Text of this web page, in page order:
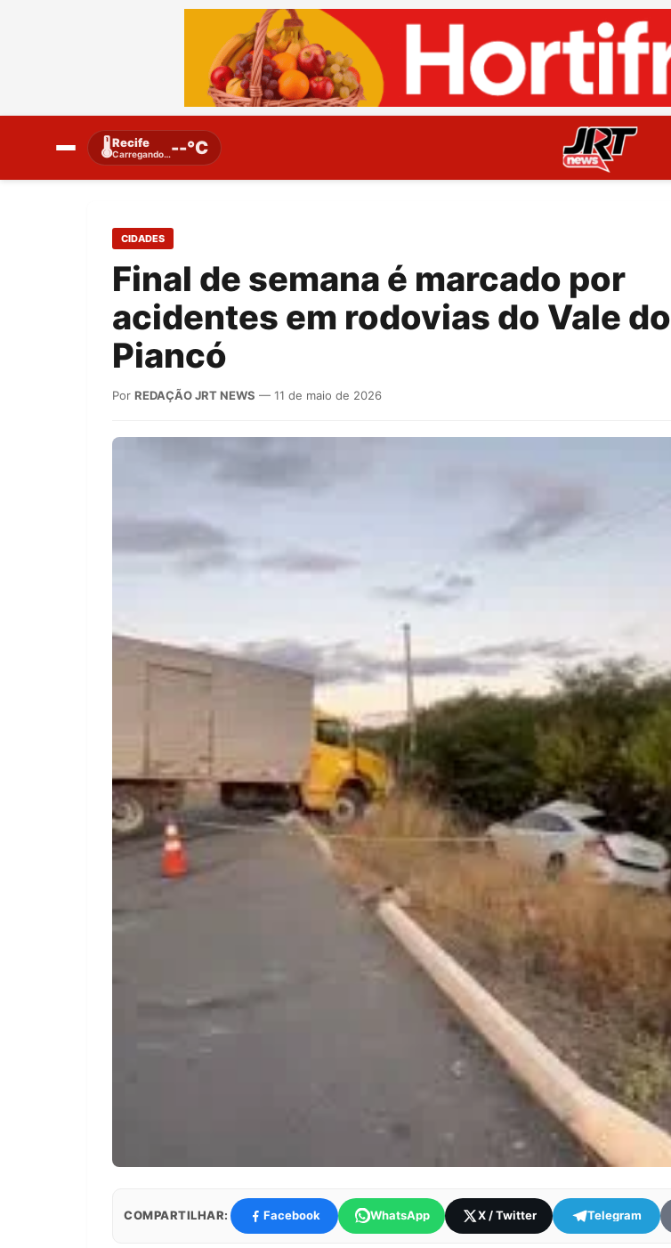
🌡️Recife
Carregando…--°C
CIDADES
Final de semana é marcado por
acidentes em rodovias do Vale do
Piancó
Por REDAÇÃO JRT NEWS — 11 de maio de 2026
COMPARTILHAR: Facebook WhatsApp X / Twitter Telegram